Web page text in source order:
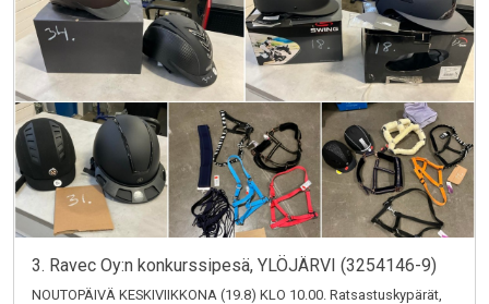
3. Ravec Oy:n konkurssipesä, YLÖJÄRVI (3254146-9)
NOUTOPÄIVÄ KESKIVIIKKONA (19.8) KLO 10.00. Ratsastuskypärät,